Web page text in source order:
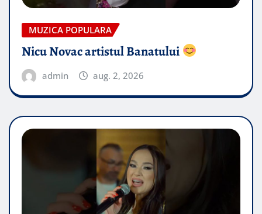
MUZICA POPULARA
Nicu Novac artistul Banatului
admin aug. 2, 2026